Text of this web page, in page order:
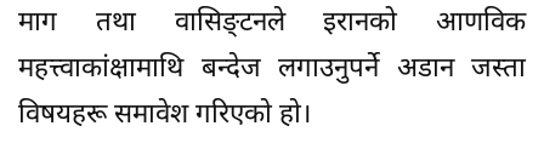
माग तथा वासिङ्टनले इरानको आणविक
महत्त्वाकांक्षामाथि बन्देज लगाउनुपर्ने अडान जस्ता
विषयहरू समावेश गरिएकाे हाे।